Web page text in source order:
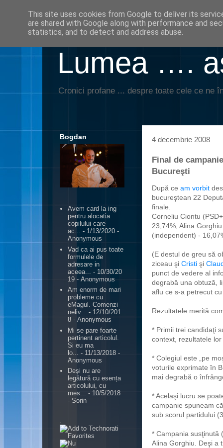
Lumea ….
Cronici profane ... despre toate cele ce ne
4 decembrie 2008
Final de
Bucureşti
După ce am vorbit
bucureştean 22
finale.
Corneliu Ciontu
23,74%, Alina
(independent) -
(E destul de greu să
ziceau şi Cristi şi
punct de vedere al
degrabă una obtuză,
aflu ce s-a petrecut
Rezultatele merită
* Primii trei candidaţi
context, rezultatele
* Colegiul este „pe
voturile exprimate în
mai degrabă o
* Acelaşi lucru se
campanie spuneam
sub scorul partidului
* Campania susţinută
Alina Gorghiu. Deşi a
Bogdan
Avem card la ing
pentru alocatia
copilului care
ac... - 1/13/2020 -
Anonymous
Vad ca ai pus toate
formulele de
adresare in
aceea...
- 10/30/20
19 - Anonymous
Am enorm de mari
probleme cu
eMagul. Comenzi
neliv... - 12/10/201
8 - Anonymous
Mi se pare foarte
pertinent articolul.
Si eu ma
lo...
- 11/13/2018 -
Anonymous
Deși nu are
legătură cu esența
articolului, cu
mes... - 10/5/2018
- Sorin
This site uses cookies from Google to deliver its
are shared with Google along with performance and
statistics, and to detect and address abuse.